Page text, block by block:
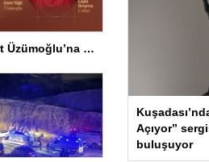
Cem Yiğit Üzümoğlu’na Genç Başarı Ödülü
Açıyor”
buluşuyor